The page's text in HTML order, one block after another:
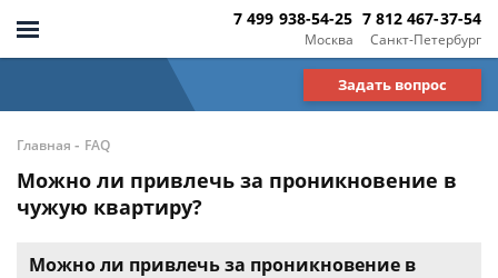
Москва
7 499 938-54-25
Санкт-Петербург
7 812 467-37-54
Задать вопрос
Главная - FAQ
Можно ли привлечь за проникновение в
чужую квартиру?
Можно ли привлечь за проникновение в